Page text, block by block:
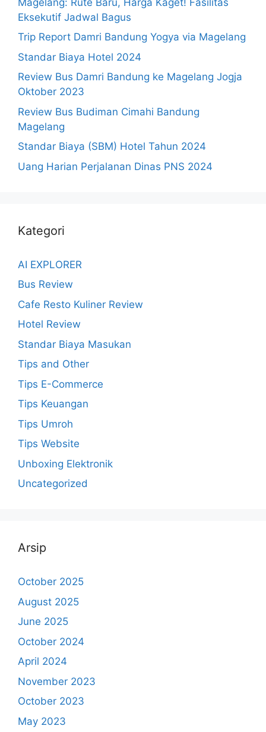
Eksekutif Jadwal Bagus
Trip Report Damri Bandung Yogya via Magelang
Standar Biaya Hotel 2024
Review Bus Damri Bandung ke Magelang Jogja
Oktober 2023
Review Bus Budiman Cimahi Bandung
Magelang
Standar Biaya (SBM) Hotel Tahun 2024
Uang Harian Perjalanan Dinas PNS 2024
Kategori
AI EXPLORER
Bus Review
Cafe Resto Kuliner Review
Hotel Review
Standar Biaya Masukan
Tips and Other
Tips E-Commerce
Tips Keuangan
Tips Umroh
Tips Website
Unboxing Elektronik
Uncategorized
Arsip
October 2025
August 2025
June 2025
October 2024
April 2024
November 2023
October 2023
May 2023